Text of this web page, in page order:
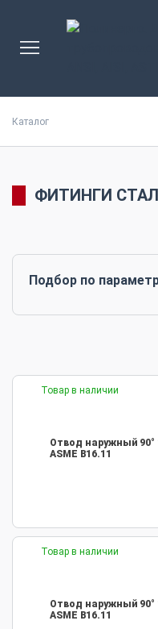
Каталог
ФИТИНГИ
Подбор по
Товар в наличии
Отвод наружный 90°
ASME B16.11
Товар в наличии
Отвод наружный 90°
ASME B16.11